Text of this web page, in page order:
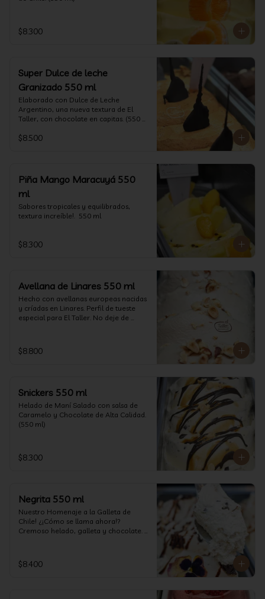
$8.300
Super Dulce de leche
Granizado 550 ml
Elaborado con Dulce de Leche
Argentino, una nueva textura de El
Taller, con chocolate en capitas. (550
$8.500
Piña Mango Maracuyá 550
ml
Sabores tropicales y equilibrados,
textura increíble!.  550 ml
$8.300
Avellana de Linares 550 ml
Hecho con avellanas europeas nacidas
y críadas en Linares. Perfil de tueste
especial para El Taller. No deje de
$8.800
Snickers 550 ml
Helado de Maní Salado con salsa de
Caramelo y Chocolate de Alta Calidad.
(550 ml)
$8.300
Negrita 550 ml
Nuestro Homenaje a la Galleta de
Chile! ¿¡Cómo se llama ahora!?
Cremoso helado, galleta y chocolate.
$8.400